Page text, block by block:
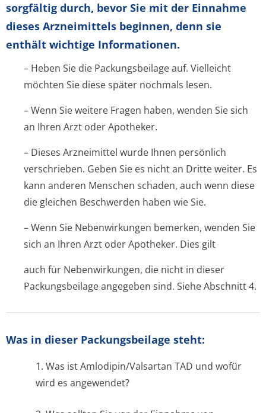
sorgfältig durch, bevor Sie mit der Einnahme
dieses Arzneimittels beginnen, denn sie
enthält wichtige Informationen.
– Heben Sie die Packungsbeilage auf. Vielleicht
möchten Sie diese später nochmals lesen.
– Wenn Sie weitere Fragen haben, wenden Sie sich
an Ihren Arzt oder Apotheker.
– Dieses Arzneimittel wurde Ihnen persönlich
verschrieben. Geben Sie es nicht an Dritte weiter. Es
kann anderen Menschen schaden, auch wenn diese
die gleichen Beschwerden haben wie Sie.
– Wenn Sie Nebenwirkungen bemerken, wenden Sie
sich an Ihren Arzt oder Apotheker. Dies gilt
auch für Nebenwirkungen, die nicht in dieser
Packungsbeilage angegeben sind. Siehe Abschnitt 4.
Was in dieser Packungsbeilage steht:
1. Was ist Amlodipin/Valsartan TAD und wofür
wird es angewendet?